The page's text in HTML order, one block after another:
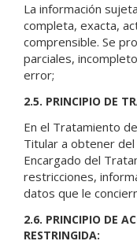
La información
completa, exacta,
comprensible. Se
parciales,
error;
2.5. PRINCIPIO DE
En el Tratamiento
Titular a obtener
Encargado del
restricciones,
datos que le
2.6. PRINCIPIO DE
RESTRINGIDA: